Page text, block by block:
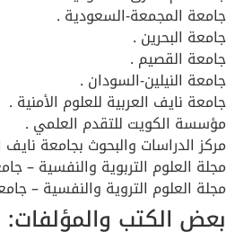
جامعة المجمعة-السعودية .
جامعة البحرين .
جامعة القصيم .
جامعة النيلين-السودان .
جامعة نايف العربية للعلوم الأمنية .
مؤسسة الكويت للتقدم العلمي .
مركز الدراسات والبحوث بجامعة نايف
مجلة العلوم التربوية والنفسية –
مجلة العلوم التروية والنفسية –
بعض الكتب والمؤلفات: